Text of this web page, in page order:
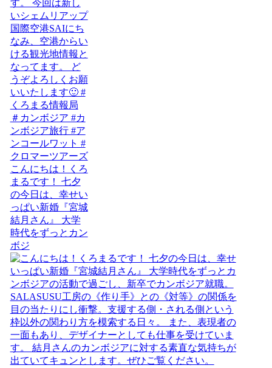
こんにちは！くろ
まるです！ 七夕
の今日は、幸せい
っぱい新婚『宮城
結月さん』 大学
時代をずっとカン
ボジ